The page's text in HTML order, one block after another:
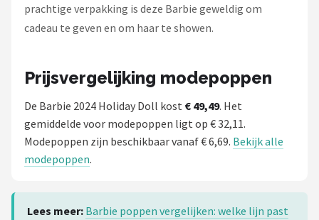
prachtige verpakking is deze Barbie geweldig om
cadeau te geven en om haar te showen.
Prijsvergelijking modepoppen
De Barbie 2024 Holiday Doll kost € 49,49. Het
gemiddelde voor modepoppen ligt op € 32,11.
Modepoppen zijn beschikbaar vanaf € 6,69. Bekijk alle
modepoppen.
Lees meer: Barbie poppen vergelijken: welke lijn past